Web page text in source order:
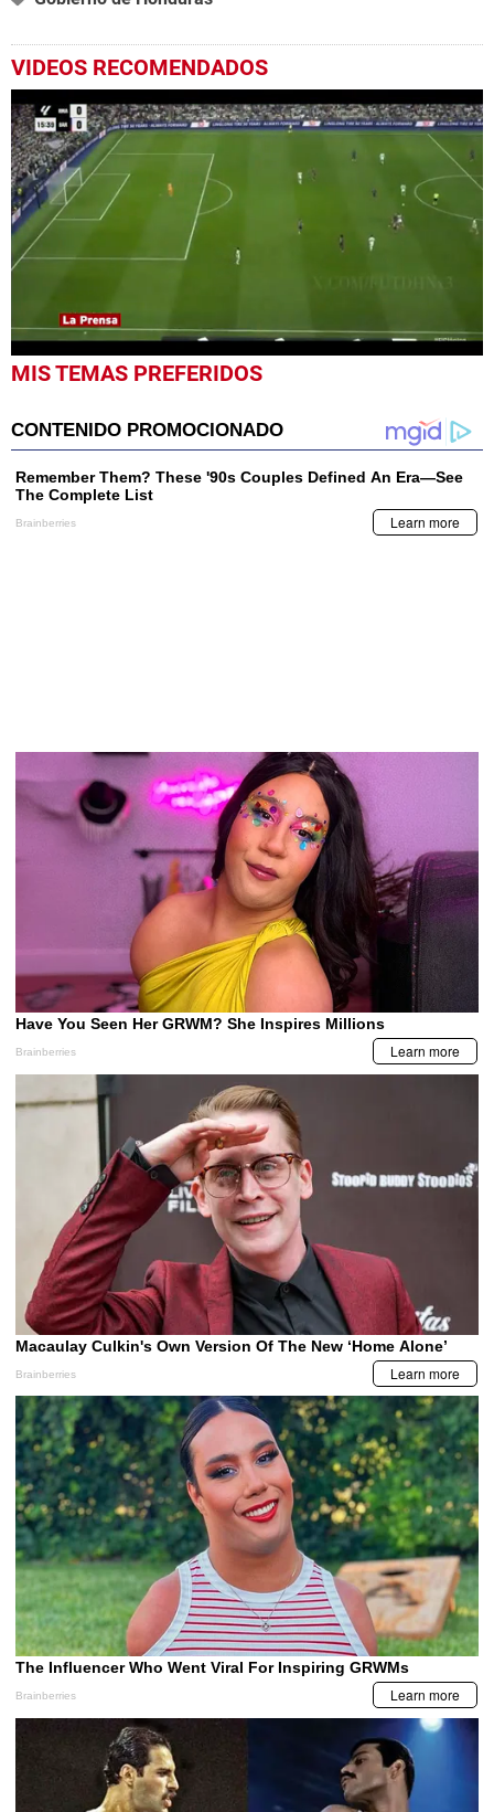
VIDEOS RECOMENDADOS
0
seconds
minutes,
46
seconds
MIS TEMAS PREFERIDOS